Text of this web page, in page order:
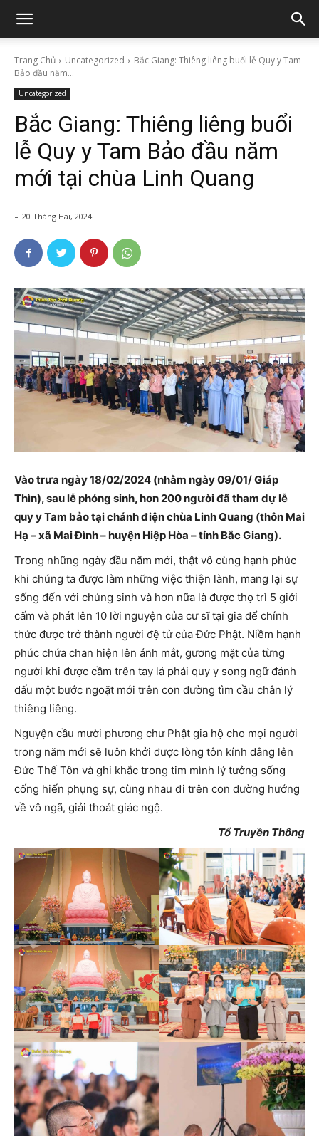
Trang Chủ Uncategorized
Bắc Giang: Thiêng liêng buổi lễ Quy y Tam
Bảo đầu năm...
Uncategorized
Bắc Giang: Thiêng liêng buổi
lễ Quy y Tam Bảo đầu năm
mới tại chùa Linh Quang
- 20 Tháng Hai, 2024
Vào trưa ngày 18/02/2024 (nhằm ngày 09/01/ Giáp
Thìn), sau lễ phóng sinh, hơn 200 người đã tham dự lễ
quy y Tam bảo tại chánh điện chùa Linh Quang (thôn Mai
Hạ – xã Mai Đình – huyện Hiệp Hòa – tỉnh Bắc Giang).
Trong những ngày đầu năm mới, thật vô cùng hạnh phúc
khi chúng ta được làm những việc thiện lành, mang lại sự
sống đến với chúng sinh và hơn nữa là được thọ trì 5 giới
cấm và phát lên 10 lời nguyện của cư sĩ tại gia để chính
thức được trở thành người đệ tử của Đức Phật. Niềm hạnh
phúc chứa chan hiện lên ánh mắt, gương mặt của từng
người khi được cầm trên tay lá phái quy y song ngữ đánh
dấu một bước ngoặt mới trên con đường tìm cầu chân lý
thiêng liêng.
Nguyện cầu mười phương chư Phật gia hộ cho mọi người
trong năm mới sẽ luôn khởi được lòng tôn kính dâng lên
Đức Thế Tôn và ghi khắc trong tim mình lý tưởng sống
cống hiến phụng sự, cùng nhau đi trên con đường hướng
về vô ngã, giải thoát giác ngộ.
Tổ Truyền Thông